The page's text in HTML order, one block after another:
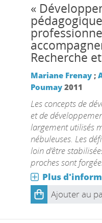
«
Recherche
Mariane Frenay;
Poumay 2011
Les concepts de
et de
largement utilisés
nébuleuses. Les
loin d’être
proches sont
Plus
Ajouter au